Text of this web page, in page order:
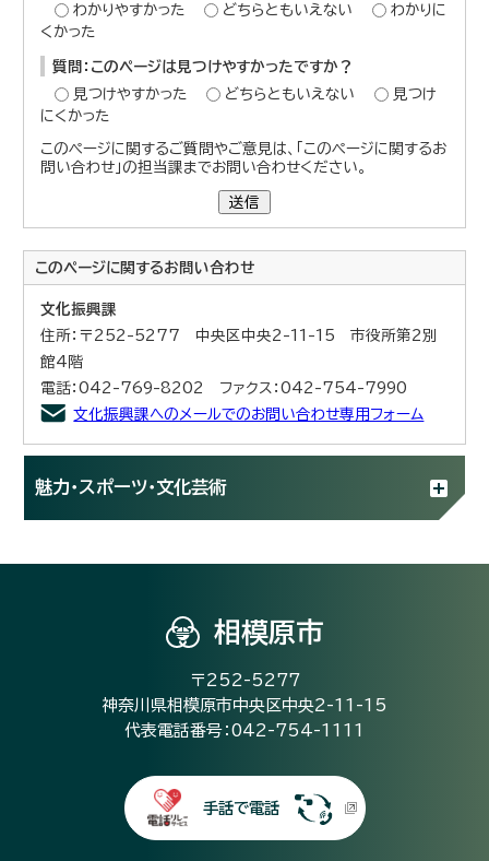
わかりやすかった
どちらともいえない
わかりに
くかった
質問：このページは見つけやすかったですか？
見つけやすかった
どちらともいえない
見つけ
にくかった
このページに関するご質問やご意見は、「このページに関するお
問い合わせ」の担当課までお問い合わせください。
送信
このページに関するお問い合わせ
文化振興課
住所：〒252-5277 中央区中央2-11-15 市役所第2別
館4階
電話：042-769-8202 ファクス：042-754-7990
文化振興課へのメールでのお問い合わせ専用フォーム
魅力・スポーツ・文化芸術
相模原市
〒252-5277
神奈川県相模原市中央区中央2-11-15
代表電話番号：042-754-1111
手話で電話